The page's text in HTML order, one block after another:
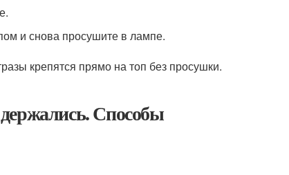
и снова просушите в лампе.
крепятся прямо на топ без просушки.
Способы